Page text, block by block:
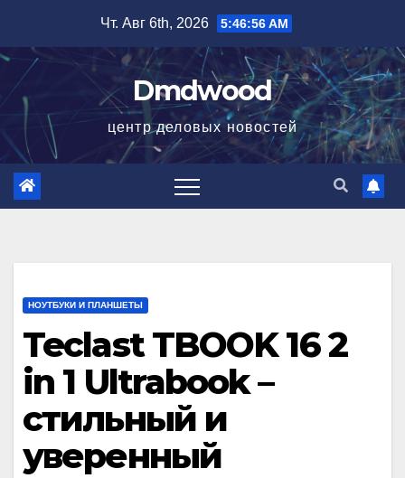
содержимому
Чт. Авг 6th, 2026 5:46:57 AM
Dmdwood
центр деловых новостей
НОУТБУКИ И ПЛАНШЕТЫ
Teclast TBOOK 16 2
in 1 Ultrabook –
стильный и
уверенный